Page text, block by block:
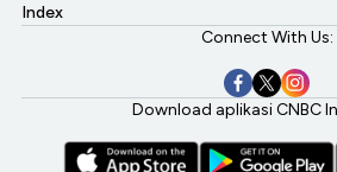
Index
Connect With Us:
Download aplikasi CNBC